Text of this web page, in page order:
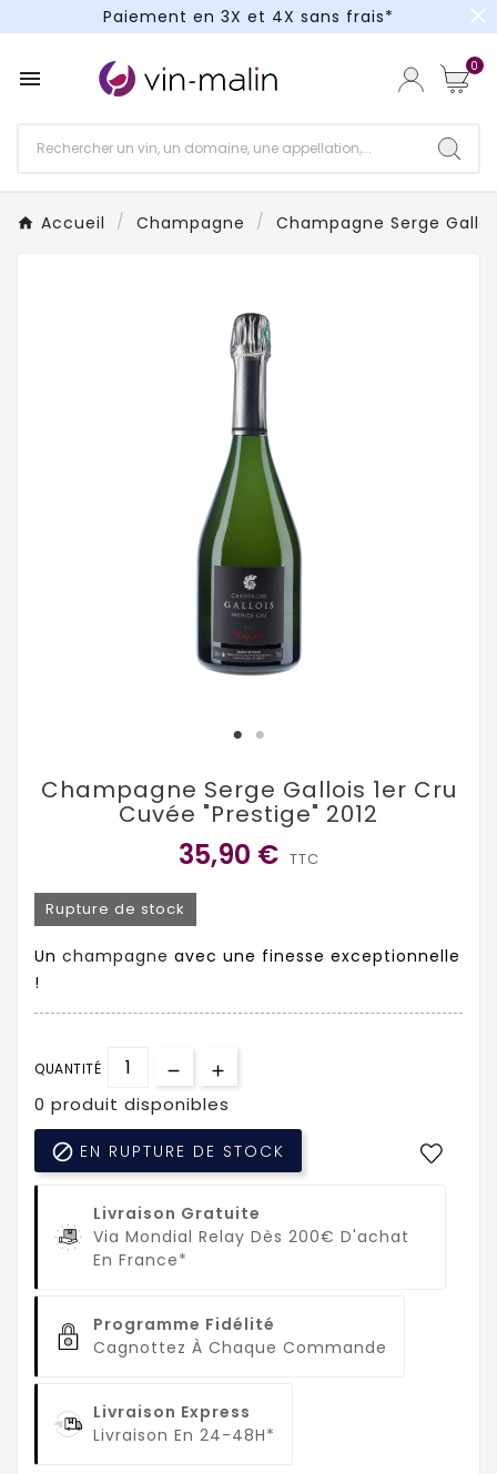
Paiement en 3X et 4X sans frais*
Paiement en 3X et 4X sans frais*
close
 0
Accueil Champagne Champagne Serge
Champagne Serge Gallois 1er Cru
Cuvée "Prestige" 2012
35,90 € TTC
Rupture de stock
Un champagne avec une finesse exceptionnelle
!
QUANTITÉ
0 produit disponibles
 EN RUPTURE DE STOCK
Livraison Gratuite
Via Mondial Relay Dès 200€ D'achat
En France*
Programme Fidélité
Cagnottez À Chaque Commande
Livraison Express
Livraison En 24-48H*